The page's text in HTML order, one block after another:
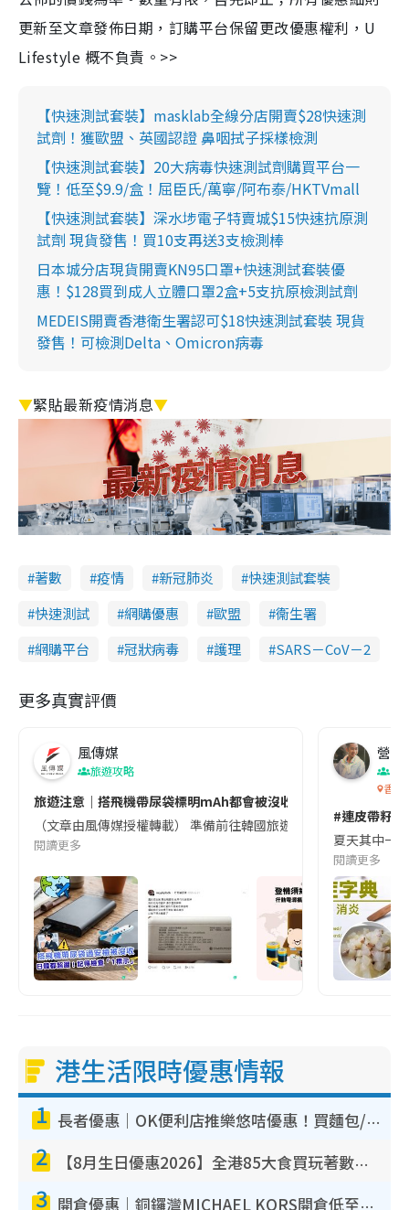
更新至文章發佈日期，訂購平台保留更改優惠權利，U
Lifestyle 概不負責。>>
【快速測試套裝】masklab全線分店開賣$28快速測
試劑！獲歐盟、英國認證 鼻咽拭子採樣檢測
【快速測試套裝】20大病毒快速測試劑購買平台一
覽！低至$9.9/盒！屈臣氏/萬寧/阿布泰/HKTVmall
【快速測試套裝】深水埗電子特賣城$15快速抗原測
試劑 現貨發售！買10支再送3支檢測棒
日本城分店現貨開賣KN95口罩+快速測試套裝優
惠！$128買到成人立體口罩2盒+5支抗原檢測試劑
MEDEIS開賣香港衛生署認可$18快速測試套裝 現貨
發售！可檢測Delta、Omicron病毒
▼緊貼最新疫情消息▼
著數 疫情 新冠肺炎
快速測試套裝
快速測試
網購優惠 歐盟
衞生署
網購平台
冠狀病毒 護理 SARS－CoV－2
更多真實評價
風傳媒
旅遊攻略
旅遊注意｜搭飛機帶尿袋標明mAh都會被沒收😱出發前切記檢查
（文章由風傳媒授權轉載） 準備前往韓國旅遊的民眾，近期要
閱讀更多
營養
香港
#連皮帶籽
夏天其中一
閱讀更多
港生活限時優惠情報
1 長者優惠｜OK便利店推樂悠咭優惠！買麵包/牛奶/保健品拍卡即減
2 【8月生日優惠2026】全港85大食買玩著數攻略 自助餐/火鍋放題同行免費＋誠品/DONKI送現金券
3